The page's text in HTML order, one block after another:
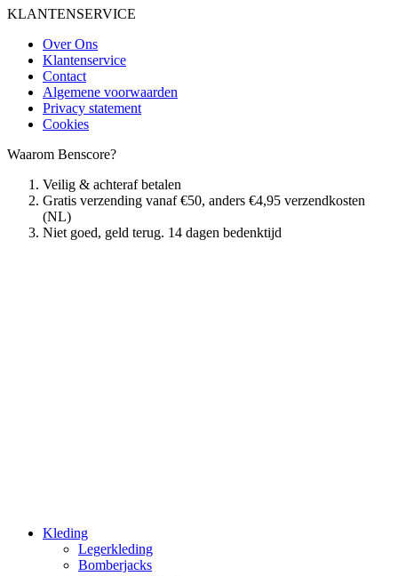
KLANTENSERVICE
Over Ons
Klantenservice
Contact
Algemene voorwaarden
Privacy statement
Cookies
Waarom Benscore?
Veilig & achteraf betalen
Gratis verzending vanaf €50, anders €4,95 verzendkosten
(NL)
Niet goed, geld terug. 14 dagen bedenktijd
Kleding
Legerkleding
Bomberjacks